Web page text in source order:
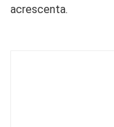
acrescenta.